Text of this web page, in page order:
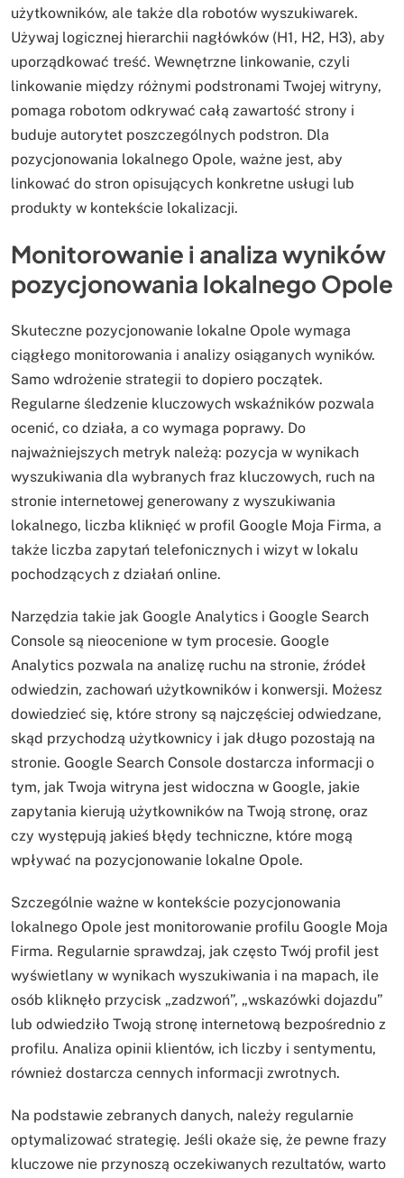
użytkowników, ale także dla robotów wyszukiwarek.
Używaj logicznej hierarchii nagłówków (H1, H2, H3), aby
uporządkować treść. Wewnętrzne linkowanie, czyli
linkowanie między różnymi podstronami Twojej witryny,
pomaga robotom odkrywać całą zawartość strony i
buduje autorytet poszczególnych podstron. Dla
pozycjonowania lokalnego Opole, ważne jest, aby
linkować do stron opisujących konkretne usługi lub
produkty w kontekście lokalizacji.
Monitorowanie i analiza wyników
pozycjonowania lokalnego Opole
Skuteczne pozycjonowanie lokalne Opole wymaga
ciągłego monitorowania i analizy osiąganych wyników.
Samo wdrożenie strategii to dopiero początek.
Regularne śledzenie kluczowych wskaźników pozwala
ocenić, co działa, a co wymaga poprawy. Do
najważniejszych metryk należą: pozycja w wynikach
wyszukiwania dla wybranych fraz kluczowych, ruch na
stronie internetowej generowany z wyszukiwania
lokalnego, liczba kliknięć w profil Google Moja Firma, a
także liczba zapytań telefonicznych i wizyt w lokalu
pochodzących z działań online.
Narzędzia takie jak Google Analytics i Google Search
Console są nieocenione w tym procesie. Google
Analytics pozwala na analizę ruchu na stronie, źródeł
odwiedzin, zachowań użytkowników i konwersji. Możesz
dowiedzieć się, które strony są najczęściej odwiedzane,
skąd przychodzą użytkownicy i jak długo pozostają na
stronie. Google Search Console dostarcza informacji o
tym, jak Twoja witryna jest widoczna w Google, jakie
zapytania kierują użytkowników na Twoją stronę, oraz
czy występują jakieś błędy techniczne, które mogą
wpływać na pozycjonowanie lokalne Opole.
Szczególnie ważne w kontekście pozycjonowania
lokalnego Opole jest monitorowanie profilu Google Moja
Firma. Regularnie sprawdzaj, jak często Twój profil jest
wyświetlany w wynikach wyszukiwania i na mapach, ile
osób kliknęło przycisk „zadzwoń”, „wskazówki dojazdu”
lub odwiedziło Twoją stronę internetową bezpośrednio z
profilu. Analiza opinii klientów, ich liczby i sentymentu,
również dostarcza cennych informacji zwrotnych.
Na podstawie zebranych danych, należy regularnie
optymalizować strategię. Jeśli okaże się, że pewne frazy
kluczowe nie przynoszą oczekiwanych rezultatów, warto